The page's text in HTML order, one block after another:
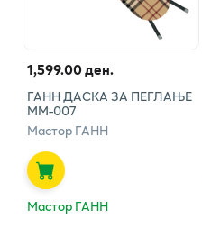
1,599.00 ден.
ГАНН ДАСКА ЗА ПЕГЛАЊЕ
ММ-007
Мастор ГАНН
Мастор ГАНН